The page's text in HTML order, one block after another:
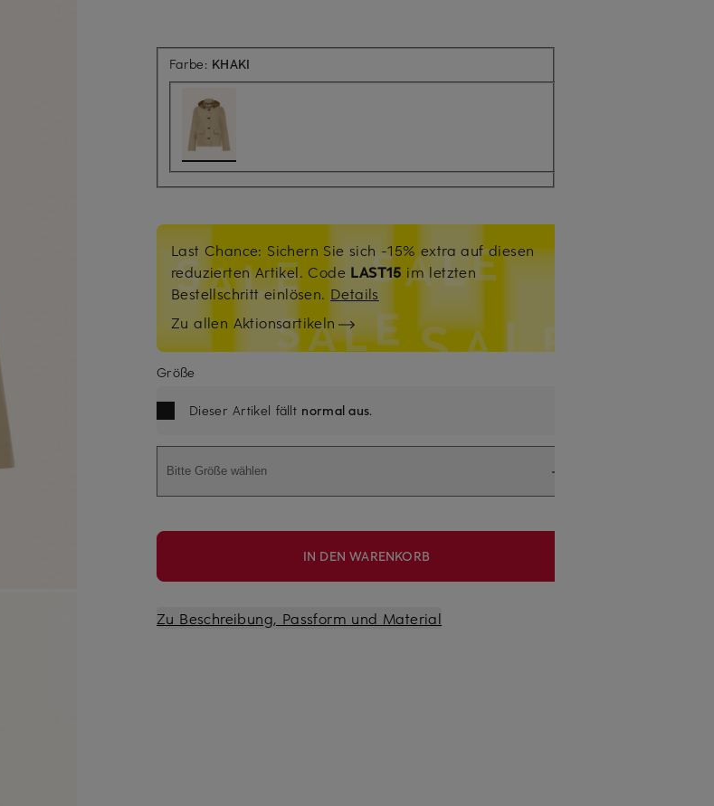
Farbe: KHAKI
Last Chance: Sichern Sie sich -15% extra auf diesen
reduzierten Artikel. Code LAST15 im letzten
Bestellschritt einlösen. Details
Zu allen Aktionsartikeln
Größe
Dieser Artikel fällt normal aus.
Bitte Größe wählen
IN DEN WARENKORB
Zu Beschreibung, Passform und Material